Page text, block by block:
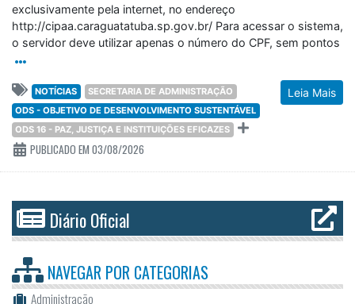
exclusivamente pela internet, no endereço
http://cipaa.caraguatatuba.sp.gov.br/ Para acessar o sistema,
o servidor deve utilizar apenas o número do CPF, sem pontos
Leia Mais
NOTÍCIAS
SECRETARIA DE ADMINISTRAÇÃO
ODS - OBJETIVO DE DESENVOLVIMENTO SUSTENTÁVEL
ODS 16 - PAZ, JUSTIÇA E INSTITUIÇÕES EFICAZES
PUBLICADO EM 03/08/2026
Diário Oficial
NAVEGAR POR CATEGORIAS
Administração